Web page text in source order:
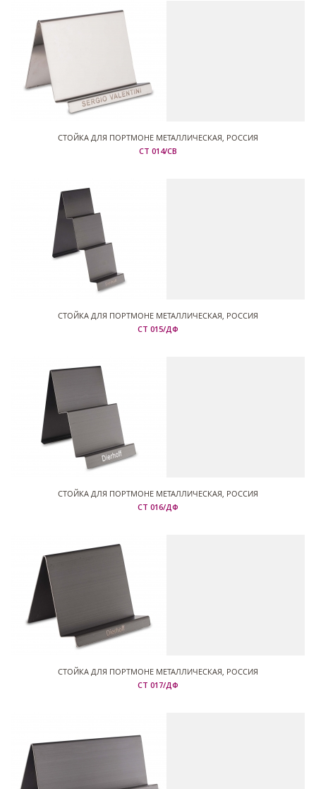
СТОЙКА ДЛЯ ПОРТМОНЕ МЕТАЛЛИЧЕСКАЯ, РОССИЯ
СТ 014/СВ
СТОЙКА ДЛЯ ПОРТМОНЕ МЕТАЛЛИЧЕСКАЯ, РОССИЯ
СТ 015/ДФ
СТОЙКА ДЛЯ ПОРТМОНЕ МЕТАЛЛИЧЕСКАЯ, РОССИЯ
СТ 016/ДФ
СТОЙКА ДЛЯ ПОРТМОНЕ МЕТАЛЛИЧЕСКАЯ, РОССИЯ
СТ 017/ДФ